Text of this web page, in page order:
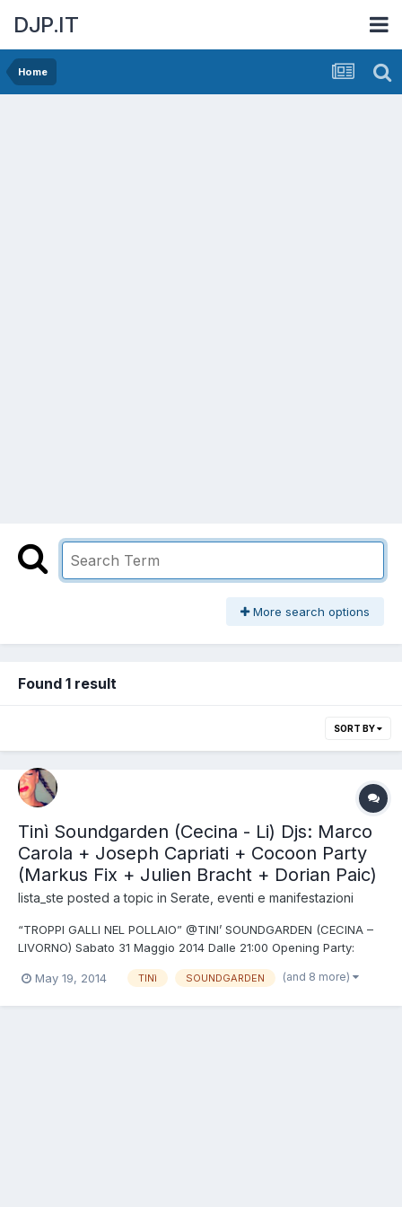
DJP.IT
Home
More search options
Found 1 result
SORT BY
Tinì Soundgarden (Cecina - Li) Djs: Marco
Carola + Joseph Capriati + Cocoon Party
(Markus Fix + Julien Bracht + Dorian Paic)
lista_ste posted a topic in Serate, eventi e manifestazioni
“TROPPI GALLI NEL POLLAIO” @TINI’ SOUNDGARDEN (CECINA –
LIVORNO) Sabato 31 Maggio 2014 Dalle 21:00 Opening Party:
Dalle 22:30 JOSEPH CAPRIATI ROMANO ALFIERI Domenica 15
May 19, 2014 TINì SOUNDGARDEN (and 8 more)